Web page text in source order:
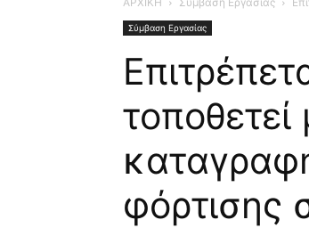
Σύμβαση Εργασίας
φόρτισης